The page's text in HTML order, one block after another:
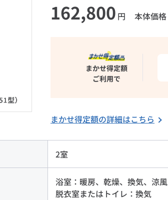
162,800 円 本体価格
まかせ得定額
ご利用で
まかせ得定額の詳細はこちら
2室
浴室：暖房、乾燥、換気、涼風
脱衣室またはトイレ：換気